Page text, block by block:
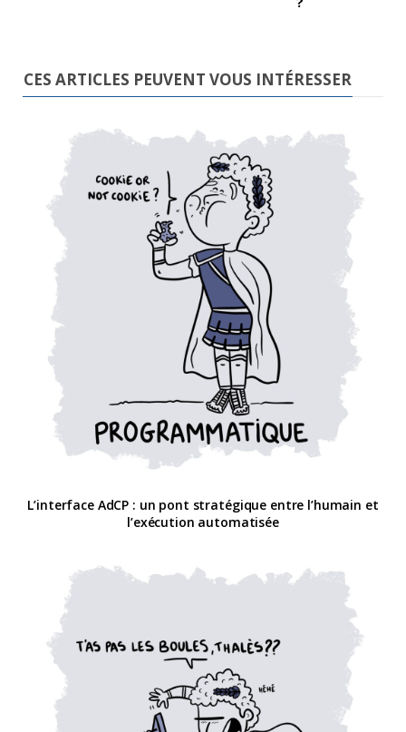
CES ARTICLES PEUVENT VOUS INTÉRESSER
L’interface AdCP : un pont stratégique entre l’humain et
l’exécution automatisée